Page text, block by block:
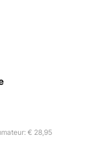
€ 28,95